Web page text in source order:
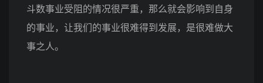
斗数事业受阻的情况很严重，那么就会影响到自身
的事业，让我们的事业很难得到发展，是很难做大
事之人。